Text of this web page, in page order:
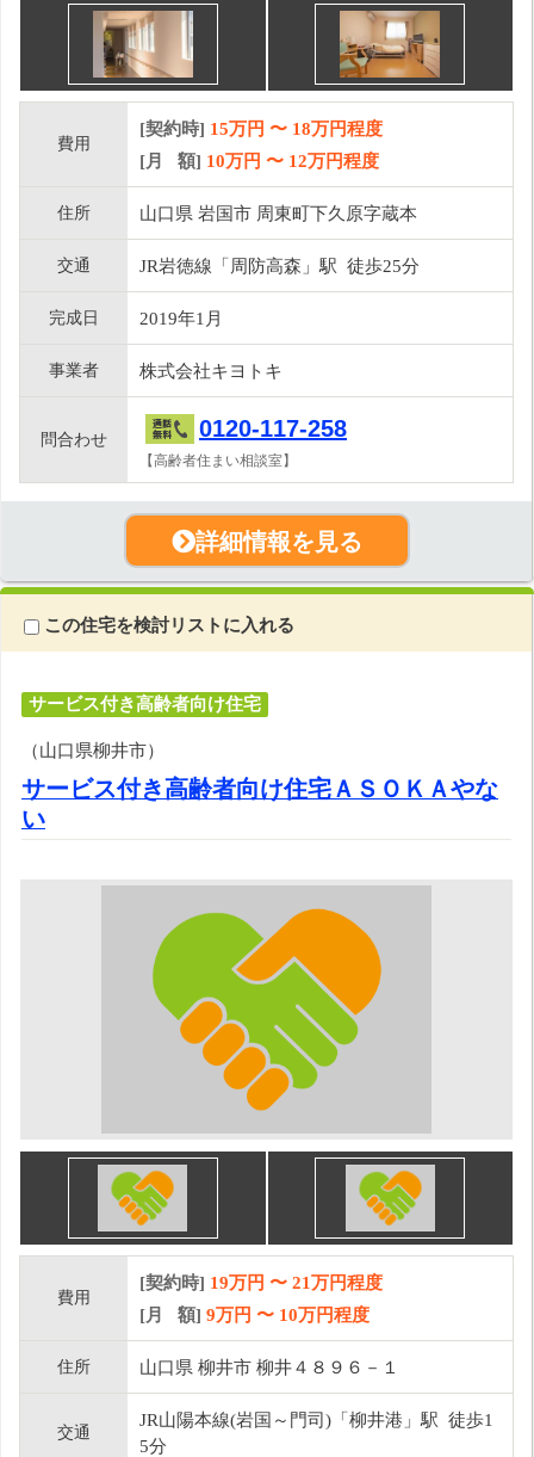
費用
[契約時] 15万円 〜 18万円程度
[月 額] 10万円 〜 12万円程度
住所 山口県 岩国市 周東町下久原字蔵本
交通 JR岩徳線「周防高森」駅 徒歩25分
完成日 2019年1月
事業者 株式会社キヨトキ
問合わせ 0120-117-258
【高齢者住まい相談室】
詳細情報を見る
この住宅を検討リストに入れる
サービス付き高齢者向け住宅
（山口県柳井市）
サービス付き高齢者向け住宅ＡＳＯＫＡやな
い
費用
[契約時] 19万円 〜 21万円程度
[月 額] 9万円 〜 10万円程度
住所 山口県 柳井市 柳井４８９６－１
交通
JR山陽本線(岩国～門司)「柳井港」駅 徒歩1
5分